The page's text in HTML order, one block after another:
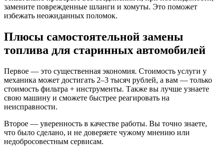
замените поврежденные шланги и хомуты. Это поможет
избежать неожиданных поломок.
Плюсы самостоятельной замены
топлива для старинных автомобилей
Первое — это существенная экономия. Стоимость услуги у
механика может достигать 2–3 тысяч рублей, а вам — только
стоимость фильтра + инструменты. Также вы лучше узнаете
свою машину и сможете быстрее реагировать на
неисправности.
Второе — уверенность в качестве работы. Вы точно знаете,
что было сделано, и не доверяете чужому мнению или
недобросовестным сервисам.